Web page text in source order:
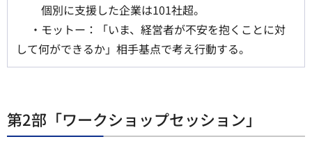
個別に支援した企業は101社超。
・モットー：「いま、経営者が不安を抱くことに対
して何ができるか」相手基点で考え行動する。
第2部「ワークショップセッション」